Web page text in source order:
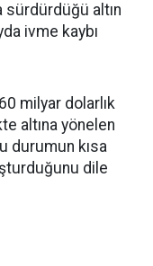
sürdürdüğü altın
ivme kaybı
milyar dolarlık
altına yönelen
durumun kısa
dile